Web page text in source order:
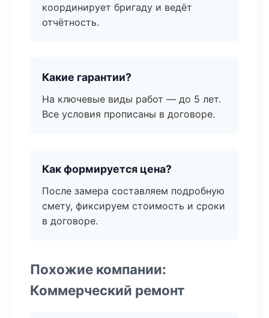
координирует бригаду и ведёт
отчётность.
Какие гарантии?
На ключевые виды работ — до 5 лет.
Все условия прописаны в договоре.
Как формируется цена?
После замера составляем подробную
смету, фиксируем стоимость и сроки
в договоре.
Похожие компании:
Коммерческий ремонт